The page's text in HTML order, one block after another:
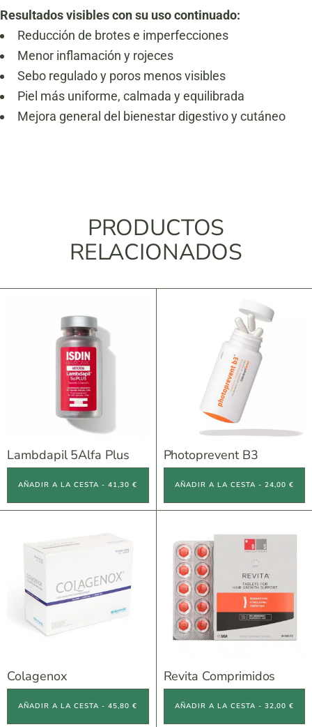
Resultados visibles con su uso continuado:
Reducción de brotes e imperfecciones
Menor inflamación y rojeces
Sebo regulado y poros menos visibles
Piel más uniforme, calmada y equilibrada
Mejora general del bienestar digestivo y cutáneo
PRODUCTOS
RELACIONADOS
Lambdapil 5Alfa Plus
AÑADIR A LA CESTA - 41,30 €
Photoprevent B3
AÑADIR A LA CESTA - 24,00 €
Colagenox
AÑADIR A LA CESTA - 45,80 €
Revita Comprimidos
AÑADIR A LA CESTA - 32,00 €